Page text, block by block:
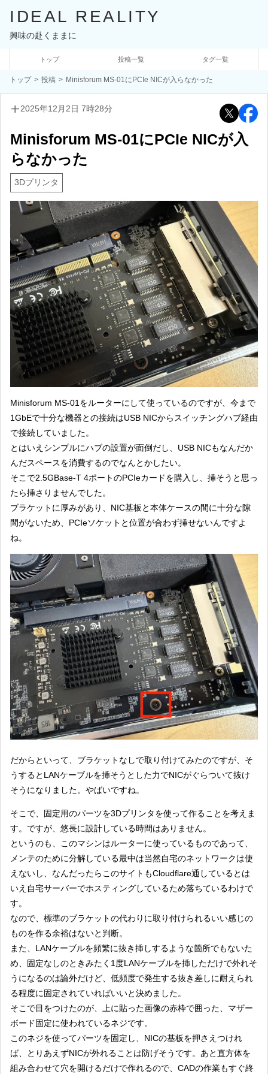
IDEAL REALITY
興味の赴くままに
トップ 投稿一覧 タグ一覧
トップ 投稿 Minisforum MS-01にPCIe NICが入らなかった
add_22025年12月2日 7時28分
Minisforum MS-01にPCIe NICが入
らなかった
3Dプリンタ
Minisforum MS-01をルーターにして使っているのですが、今まで
1GbEで十分な機器との接続はUSB NICからスイッチングハブ経由
で接続していました。
とはいえシンプルにハブの設置が面倒だし、USB NICもなんだか
んだスペースを消費するのでなんとかしたい。
そこで2.5GBase-T 4ポートのPCIeカードを購入し、挿そうと思っ
たら挿さりませんでした。
ブラケットに厚みがあり、NIC基板と本体ケースの間に十分な隙
間がないため、PCIeソケットと位置が合わず挿せないんですよ
ね。
だからといって、ブラケットなしで取り付けてみたのですが、そ
うするとLANケーブルを挿そうとした力でNICがぐらついて抜け
そうになりました。やばいですね。
そこで、固定用のパーツを3Dプリンタを使って作ることを考えま
す。ですが、悠長に設計している時間はありません。
というのも、このマシンはルーターに使っているものであって、
メンテのために分解している最中は当然自宅のネットワークは使
えないし、なんだったらこのサイトもCloudflare通しているとは
いえ自宅サーバーでホスティングしているため落ちているわけで
す。
なので、標準のブラケットの代わりに取り付けられるいい感じの
ものを作る余裕はないと判断。
また、LANケーブルを頻繁に抜き挿しするような箇所でもないた
め、固定なしのときみたく1度LANケーブルを挿しただけで外れそ
うになるのは論外だけど、低頻度で発生する抜き差しに耐えられ
る程度に固定されていればいいと決めました。
そこで目をつけたのが、上に貼った画像の赤枠で囲った、マザー
ボード固定に使われているネジです。
このネジを使ってパーツを固定し、NICの基板を押さえつけれ
ば、とりあえずNICが外れることは防げそうです。あと直方体を
組み合わせて穴を開けるだけで作れるので、CADの作業もすぐ終